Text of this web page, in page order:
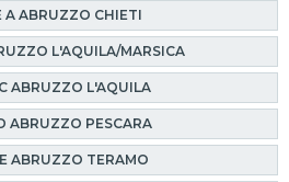
A ABRUZZO CHIETI
L'AQUILA/MARSICA
ABRUZZO L'AQUILA
ABRUZZO PESCARA
ABRUZZO TERAMO